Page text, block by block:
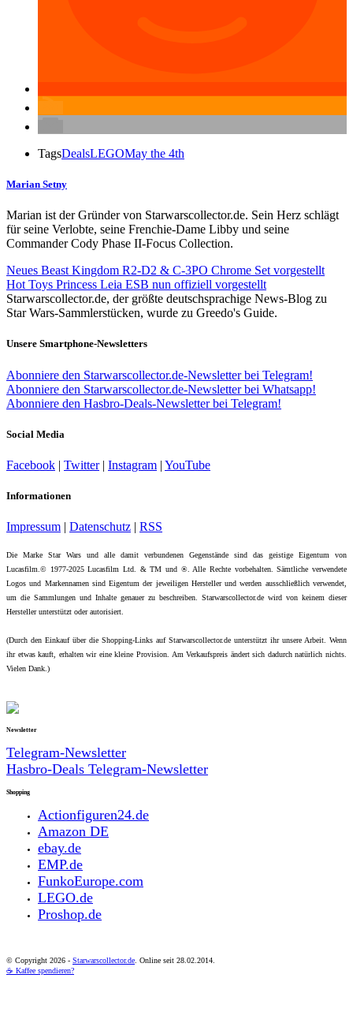
TagsDealsLEGOMay the 4th
Marian Setny
Marian ist der Gründer von Starwarscollector.de. Sein Herz schlägt
für seine Verlobte, seine Frenchie-Dame Libby und seine
Commander Cody Phase II-Focus Collection.
Neues Beast Kingdom R2-D2 & C-3PO Chrome Set vorgestellt
Hot Toys Princess Leia ESB nun offiziell vorgestellt
Starwarscollector.de, der größte deutschsprachige News-Blog zu
Star Wars-Sammlerstücken, wurde zu Greedo's Guide.
Unsere Smartphone-Newsletters
Abonniere den Starwarscollector.de-Newsletter bei Telegram!
Abonniere den Starwarscollector.de-Newsletter bei Whatsapp!
Abonniere den Hasbro-Deals-Newsletter bei Telegram!
Social Media
Facebook | Twitter| Instagram | YouTube
Informationen
Impressum | Datenschutz | RSS
Die Marke Star Wars und alle damit verbundenen Gegenstände sind das geistige Eigentum von
Lucasfilm.© 1977-2025 Lucasfilm Ltd. & TM und ®. Alle Rechte vorbehalten. Sämtliche verwendete
Logos und Markennamen sind Eigentum der jeweiligen Hersteller und werden ausschließlich verwendet,
um die Sammlungen und Inhalte genauer zu beschreiben. Starwarscollector.de wird von keinem dieser
Hersteller unterstützt oder autorisiert.
(Durch den Einkauf über die Shopping-Links auf Starwarscollector.de unterstützt ihr unsere Arbeit. Wenn
ihr etwas kauft, erhalten wir eine kleine Provision. Am Verkaufspreis ändert sich dadurch natürlich nichts.
Vielen Dank.)
Newsletter
Telegram-Newsletter
Hasbro-Deals Telegram-Newsletter
Shopping
Actionfiguren24.de
Amazon DE
ebay.de
EMP.de
FunkoEurope.com
LEGO.de
Proshop.de
© Copyright 2026 - Starwarscollector.de . Online seit 28.02.2014.
☕ Kaffee spendieren?